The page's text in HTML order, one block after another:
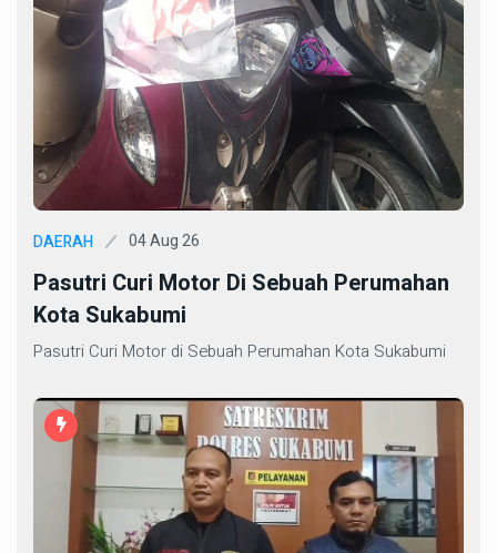
DAERAH 04 Aug 26
Pasutri Curi Motor Di Sebuah Perumahan
Kota Sukabumi
Pasutri Curi Motor di Sebuah Perumahan Kota Sukabumi